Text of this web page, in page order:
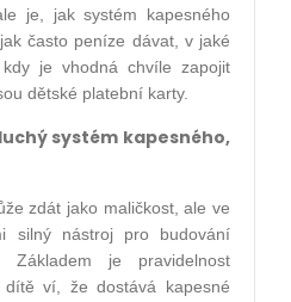
je, jak systém kapesného
často peníze dávat, v jaké
je vhodná chvíle zapojit
dětské platební karty.
systém kapesného,
zdát jako maličkost, ale ve
silný nástroj pro budování
Základem je pravidelnost
ví, že dostává kapesné